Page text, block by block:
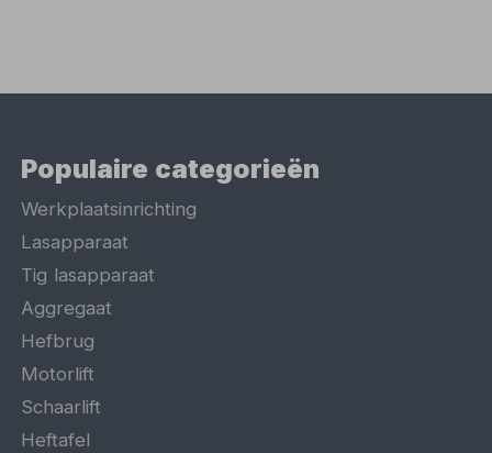
Populaire categorieën
Werkplaatsinrichting
Lasapparaat
Tig lasapparaat
Aggregaat
Hefbrug
Motorlift
Schaarlift
Heftafel